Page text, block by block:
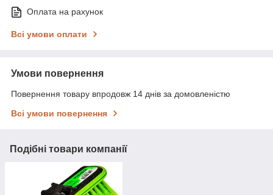
Оплата на рахунок
Всі умови оплати
Умови повернення
Повернення товару впродовж 14 днів за домовленістю
Всі умови повернення
Подібні товари компанії